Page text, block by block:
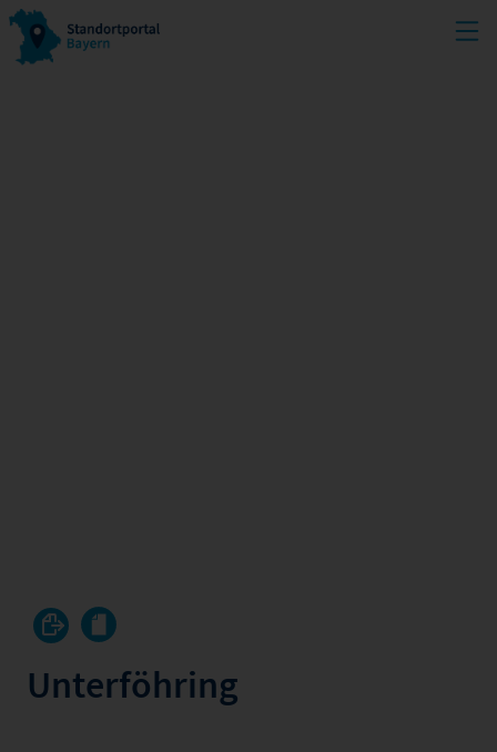
Unterföhring